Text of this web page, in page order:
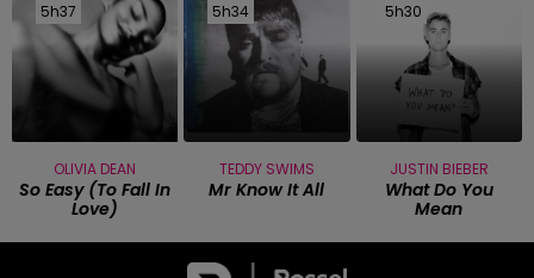
5h37
5h37
OLIVIA DEAN
So Easy (to Fall In
Love)
5h34
5h34
TEDDY SWIMS
Mr Know It All
5h30
5h30
JUSTIN BIEBER
What Do You
Mean